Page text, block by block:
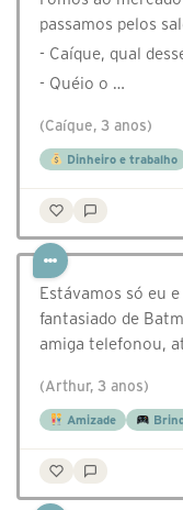
passamos pelos
- Caíque, qual
- Quéio o …
(Caíque, 3 anos)
Dinheiro e trabalho
Estávamos só eu
fantasiado de
amiga telefonou,
(Arthur, 3 anos)
Amizade